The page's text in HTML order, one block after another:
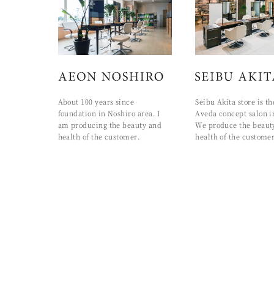
About 100 years since
foundation in Noshiro area. I
am producing the beauty and
health of the customer.
Seibu Akita store is
Aveda concept salon
We produce the
health of the